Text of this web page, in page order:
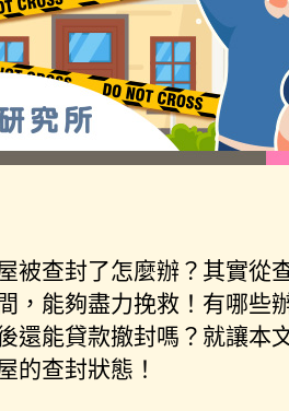
被查封了怎麼辦？其實從
，能夠盡力挽救！有哪些
還能貸款撤封嗎？就讓本
的查封狀態！